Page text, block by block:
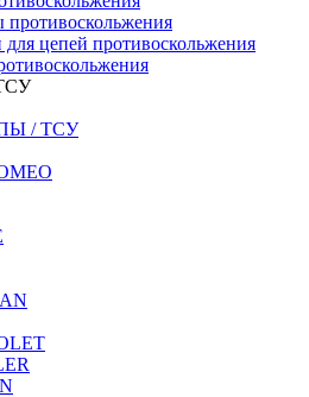
противоскольжения
для цепей противоскольжения
/ ТСУ